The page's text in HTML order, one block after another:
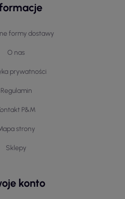
formy dostawy
O nas
prywatności
Regulamin
P&M
strony
Sklepy
konto